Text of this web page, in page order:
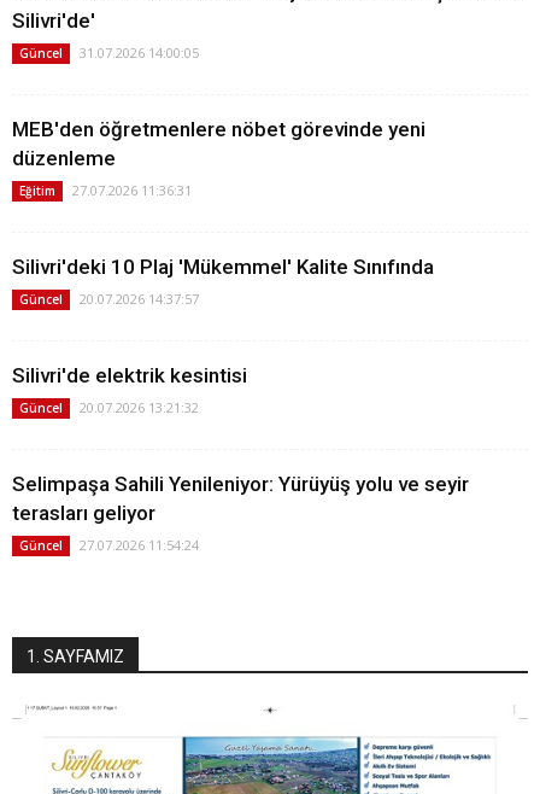
Silivri'de'
Güncel 31.07.2026 14:00:05
MEB'den öğretmenlere nöbet görevinde yeni
düzenleme
Eğitim 27.07.2026 11:36:31
Silivri'deki 10 Plaj 'Mükemmel' Kalite Sınıfında
Güncel 20.07.2026 14:37:57
Silivri'de elektrik kesintisi
Güncel 20.07.2026 13:21:32
Selimpaşa Sahili Yenileniyor: Yürüyüş yolu ve seyir
terasları geliyor
Güncel 27.07.2026 11:54:24
1. SAYFAMIZ